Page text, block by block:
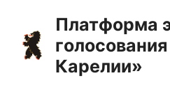
содержимому
Платформа
Карелии»